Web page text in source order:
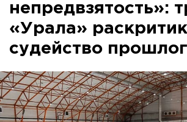
непредвзятость»:
«Урала»
судейство